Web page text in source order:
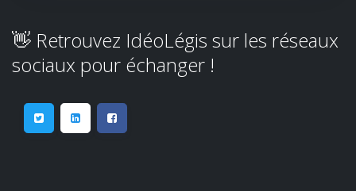
👋 Retrouvez IdéoLégis sur les réseaux
sociaux pour échanger !